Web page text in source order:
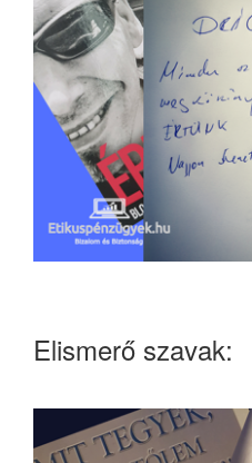
Elismerő szavak: